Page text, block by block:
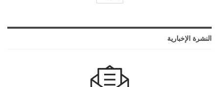
النشرة الإخبارية